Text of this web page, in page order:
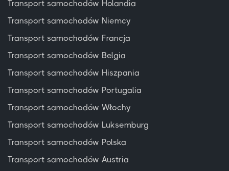
Transport samochodów Holandia
Transport samochodów Niemcy
Transport samochodów Francja
Transport samochodów Belgia
Transport samochodów Hiszpania
Transport samochodów Portugalia
Transport samochodów Włochy
Transport samochodów Luksemburg
Transport samochodów Polska
Transport samochodów Austria